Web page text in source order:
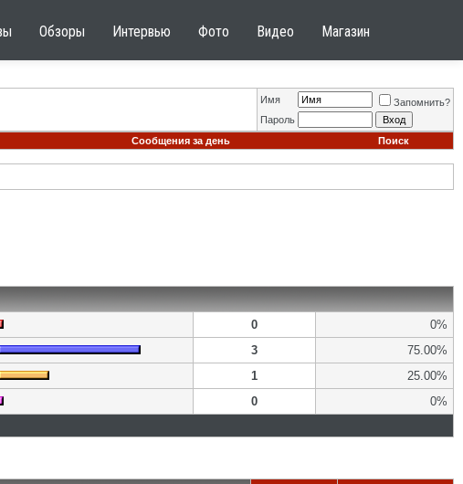
Обзоры Интервью Фото Видео Магазин
Имя
Запомнить?
Пароль
Сообщения за день Поиск
0
0%
3
75.00%
1
25.00%
0 0%